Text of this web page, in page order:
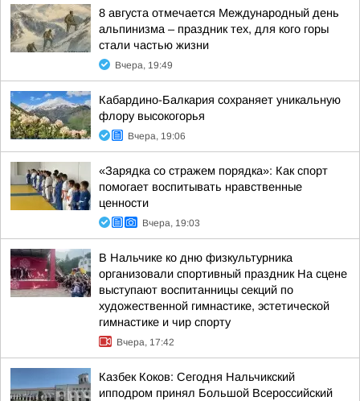
8 августа отмечается Международный день
альпинизма – праздник тех, для кого горы
стали частью жизни
Вчера, 19:49
Кабардино-Балкария сохраняет уникальную
флору высокогорья
Вчера, 19:06
«Зарядка со стражем порядка»: Как спорт
помогает воспитывать нравственные
ценности
Вчера, 19:03
В Нальчике ко дню физкультурника
организовали спортивный праздник На сцене
выступают воспитанницы секций по
художественной гимнастике, эстетической
гимнастике и чир спорту
Вчера, 17:42
Казбек Коков: Сегодня Нальчикский
ипподром принял Большой Всероссийский